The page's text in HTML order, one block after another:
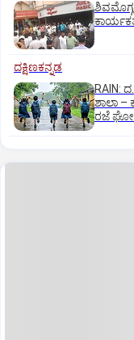
ದಕ್ಷಿಣಕನ್ನಡ
RAIN:
ಶಾಲಾ –
ರಜೆ